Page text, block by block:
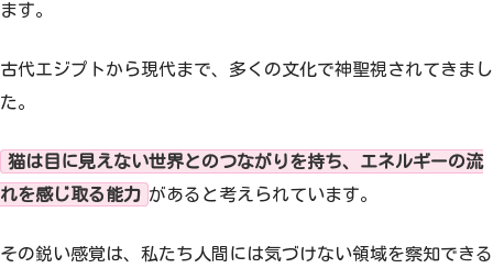
ます。
古代エジプトから現代まで、多くの文化で神聖視されてきまし
た。
猫は目に見えない世界とのつながりを持ち、エネルギーの流
れを感じ取る能力 があると考えられています。
その鋭い感覚は、私たち人間には気づけない領域を察知できる